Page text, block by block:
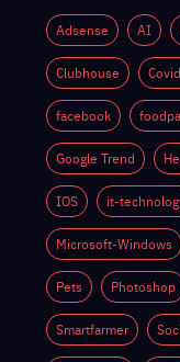
ด้วย
Adsense AI
Clubhouse
facebook
Google Trend
IOS it-
Microsoft-Windows
Pets Photoshop
Smartfarmer